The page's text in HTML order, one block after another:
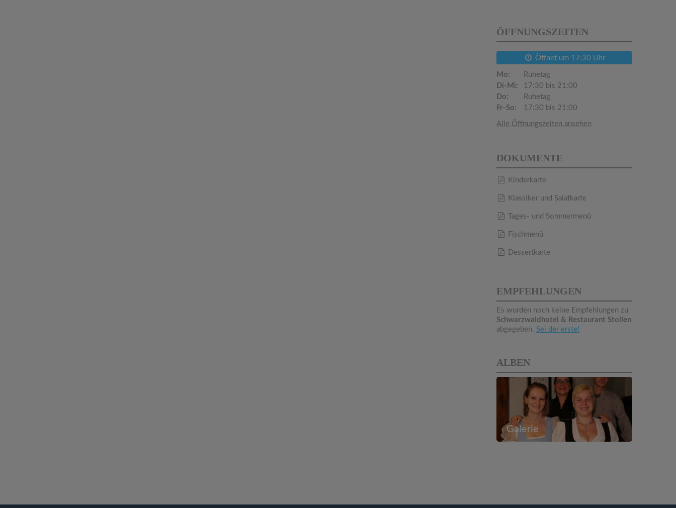
ÖFFNUNGSZEITEN
Öffnet um 17:30 Uhr
Mo:
Ruhetag
Di-Mi:
17:30 bis 21:00
Do:
Ruhetag
Fr-So:
17:30 bis 21:00
Alle Öffnungszeiten ansehen
DOKUMENTE
Kinderkarte
Klassiker und Salatkarte
Tages- und Sommermenü
Fischmenü
Dessertkarte
EMPFEHLUNGEN
Es wurden noch keine Empfehlungen zu
Schwarzwaldhotel & Restaurant Stollen
abgegeben. Sei der erste!
ALBEN
Galerie